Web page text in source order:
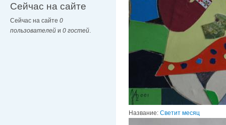
Сейчас на сайте
Сейчас на сайте 0
пользователей и 0 гостей
Название: Светит месяц